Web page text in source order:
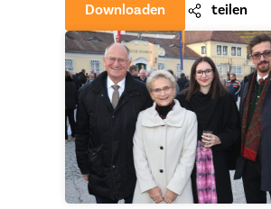
Downloaden teilen